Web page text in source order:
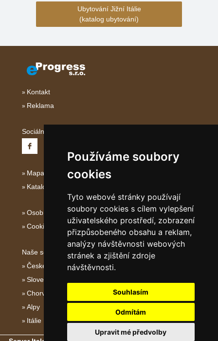
Používáme soubory
cookies
Tyto webové stránky používají
soubory cookies s cílem vylepšení
uživatelského prostředí, zobrazení
přizpůsobeného obsahu a reklam,
analýzy návštěvnosti webových
stránek a zjištění zdroje
návštěvnosti.
Souhlasím
Odmítám
Upravit mé předvolby
Ubytování Jižní Itálie
(katalog ubytování)
Kontakt
Reklama
Sociální sítě:
Mapa serveru Jižní Itálie
Katalog ubytování Jižní Itálie
Osobní údaje
Cookies
Naše servery:
České hory
Slovenské hory
Chorvatsko
Alpy
Itálie